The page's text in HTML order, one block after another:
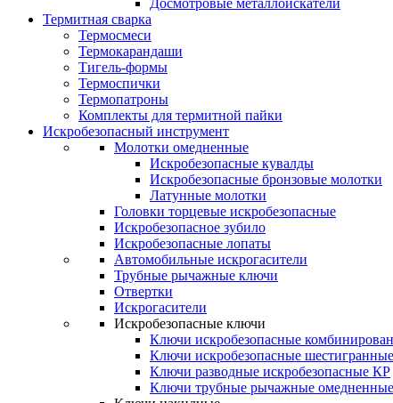
Досмотровые металлоискатели
Термитная сварка
Термосмеси
Термокарандаши
Тигель-формы
Термоспички
Термопатроны
Комплекты для термитной пайки
Искробезопасный инструмент
Молотки омедненные
Искробезопасные кувалды
Искробезопасные бронзовые молотки
Латунные молотки
Головки торцевые искробезопасные
Искробезопасное зубило
Искробезопасные лопаты
Автомобильные искрогасители
Трубные рычажные ключи
Отвертки
Искрогасители
Искробезопасные ключи
Ключи искробезопасные
Ключи искробезопасные
Ключи разводные искробезопасные КР
Ключи трубные рычажные